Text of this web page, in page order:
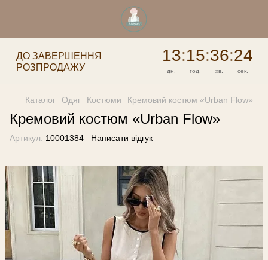
ДО ЗАВЕРШЕННЯ
РОЗПРОДАЖУ
13:15:36:23
дн. год. хв. сек.
Каталог Одяг Костюми Кремовий костюм «Urban Flow»
Кремовий костюм «Urban Flow»
Артикул: 10001384 Написати відгук